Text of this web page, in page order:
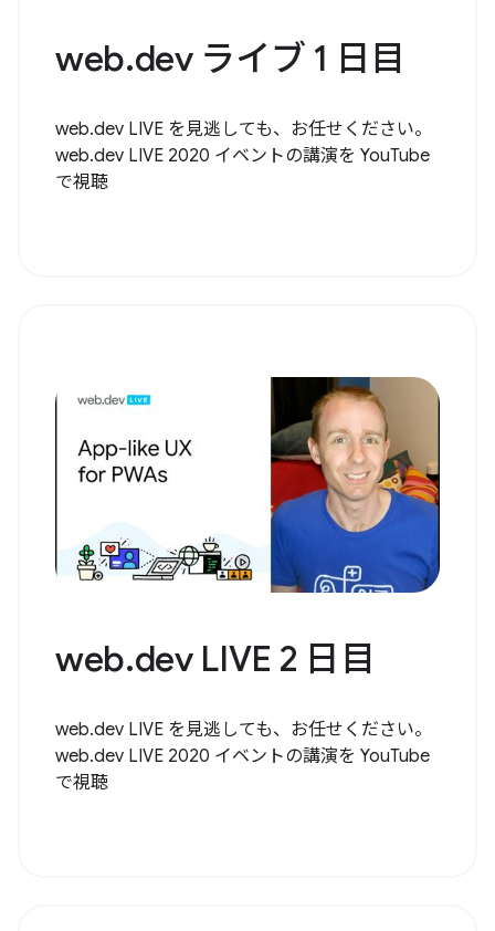
web.dev ライブ 1 日目
web.dev LIVE を見逃しても、お任せください。
web.dev LIVE 2020 イベントの講演を YouTube
で視聴
web.dev LIVE 2 日目
web.dev LIVE を見逃しても、お任せください。
web.dev LIVE 2020 イベントの講演を YouTube
で視聴